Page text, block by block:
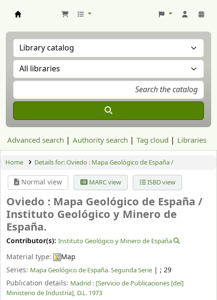
Advanced search Authority search Tag cloud Libraries
Home Details for:Oviedo : Mapa Geológico de España /
Normal view MARC view ISBD view
Oviedo : Mapa Geológico de España /
Instituto Geológico y Minero de
España.
Contributor(s): Instituto Geológico y Minero de España
Material type:
Map
Series: Mapa Geológico de España. Segunda Serie | ; 29
Publication details: Madrid : [Servicio de Publicaciones [del]
Ministerio de Industria], D.L. 1973